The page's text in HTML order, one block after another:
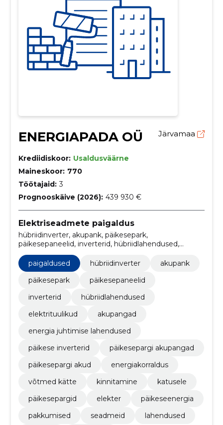
ENERGIAPADA OÜ Järvamaa
Krediidiskoor: Usaldusväärne
Maineskoor: 770
Töötajaid: 3
Prognooskäive (2026): 439 930 €
Elektriseadmete paigaldus
hübriidinverter, akupank, päikesepark,
päikesepaneelid, inverterid, hübriidlahendused,
elektrituulikud, akupangad, energia juhtimise
lahendused, päikese inverterid
paigaldused hübriidinverter
akupank
päikesepark
päikesepaneelid
inverterid
hübriidlahendused
elektrituulikud
akupangad
energia juhtimise lahendused
päikese inverterid
päikesepargi akupangad
päikesepargi akud
energiakorraldus
võtmed kätte
kinnitamine
katusele
päikesepargid
elekter
päikeseenergia
pakkumised
seadmeid
lahendused